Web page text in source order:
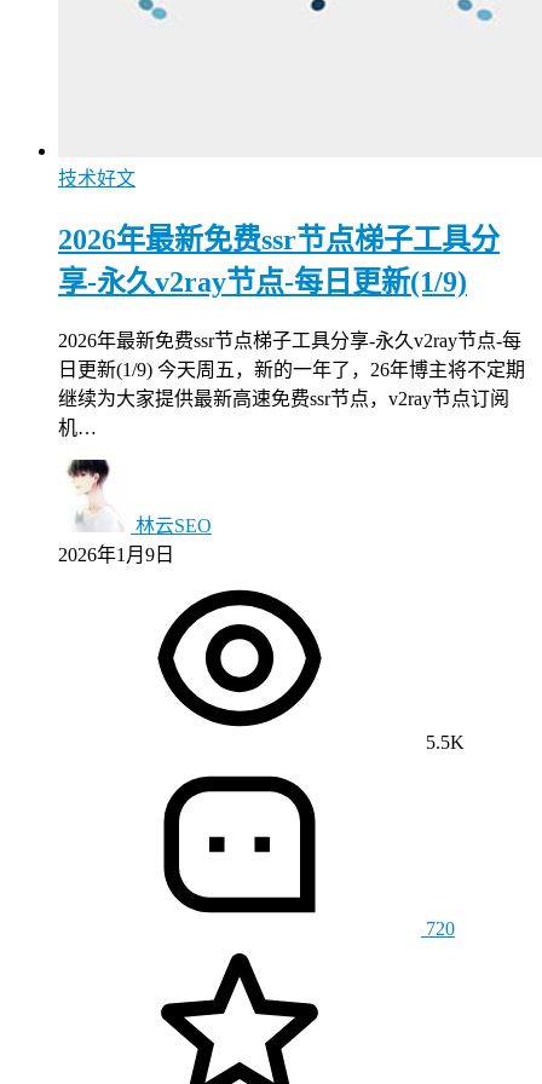
技术好文
2026年最新免费ssr节点梯子工具分
享-永久v2ray节点-每日更新(1/9)
2026年最新免费ssr节点梯子工具分享-永久v2ray节点-每
日更新(1/9) 今天周五，新的一年了，26年博主将不定期
继续为大家提供最新高速免费ssr节点，v2ray节点订阅
机…
林云SEO
2026年1月9日
5.5K
720